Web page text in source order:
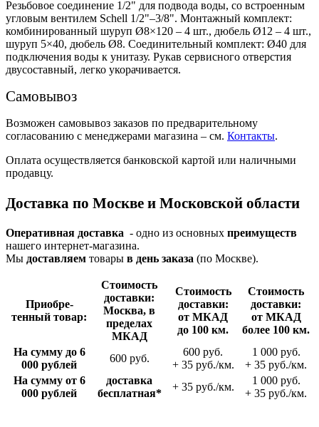
Резьбовое соединение 1/2" для подвода воды, со встроенным
угловым вентилем Schell 1/2"–3/8". Монтажный комплект:
комбинированный шуруп Ø8×120 – 4 шт., дюбель Ø12 – 4 шт.,
шуруп 5×40, дюбель Ø8. Соединительный комплект: Ø40 для
подключения воды к унитазу. Рукав сервисного отверстия
двусоставный, легко укорачивается.
Самовывоз
Возможен самовывоз заказов по предварительному
согласованию с менеджерами магазина – см. Контакты.
Оплата осуществляется банковской картой или наличными
продавцу.
Доставка по Москве и Московской области
Оперативная доставка - одно из основных преимуществ
нашего интернет-магазина.
Мы доставляем товары в день заказа (по Москве).
Приобре­
тенный товар:
Стои­мость
доставки:
Москва, в
пределах
МКАД
Стои­мость
доставки:
от МКАД
до 100 км.
Стои­мость
доставки:
от МКАД
более 100 км.
На сумму до 6
000 рублей
600 руб.
600 руб.
+ 35 руб./км.
1 000 руб.
+ 35 руб./км.
На сумму от 6
000 рублей
доставка
беспла­тная*
+ 35 руб./км.
1 000 руб.
+ 35 руб./км.